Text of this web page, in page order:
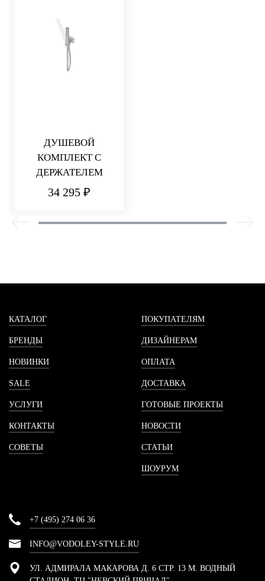
ДУШЕВОЙ
КОМПЛЕКТ С
ДЕРЖАТЕЛЕМ
34 295 ₽
КАТАЛОГ
БРЕНДЫ
НОВИНКИ
SALE
УСЛУГИ
КОНТАКТЫ
СОВЕТЫ
ПОКУПАТЕЛЯМ
ДИЗАЙНЕРАМ
ОПЛАТА
ДОСТАВКА
ГОТОВЫЕ ПРОЕКТЫ
НОВОСТИ
СТАТЬИ
ШОУРУМ
+7 (495) 274 06 36
INFO@VODOLEY-STYLE.RU
УЛ. АДМИРАЛА МАКАРОВА Д. 6 СТР. 13 М. ВОДНЫЙ